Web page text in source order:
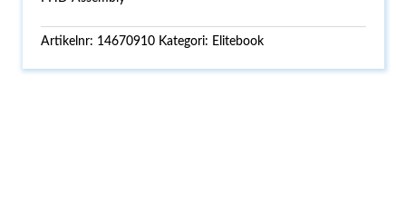
Artikelnr: 14670910 Kategori: Elitebook